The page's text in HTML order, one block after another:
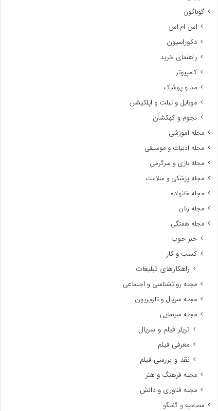
گوناگون
اس ام اس
دکوراسیون
راهنمای خرید
کامپیوتر
مد و پوشاک
موبایل و تبلت و اپلکیشن
نجوم و کهکشان
مجله آموزشی
مجله ادبیات و موسیقی
مجله بازی و سرگرمی
مجله پزشکی و سلامت
مجله خانواده
مجله زنان
مجله هفتگی
خبر خوب
کسب و کار
راهکارهای تبلیغات
مجله روانشناسی و اجتماعی
مجله سریال و تلویزیون
مجله سینمایی
تریلر فیلم و سریال
معرفی فیلم
نقد و بررسی فیلم
مجله فرهنگ و هنر
مجله فناوری و دانش
مصاحبه و گفتگو